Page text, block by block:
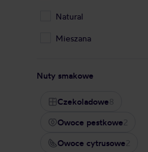
Natural
Mieszana
Nuty smakowe
Czekoladowe 8
Owoce pestkowe2
Owoce cytrusowe2